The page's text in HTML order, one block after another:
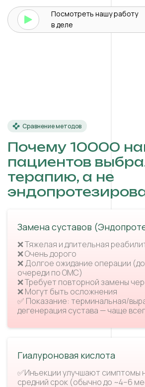
Посмотреть нашуработу
в деле
Сравнение методов
Почему 10000
пациентов
терапию, а не
Замена суставов
❌ Тяжелая и длительная
❌ Очень дорого
❌ Долгое ожидание операции
очереди по ОМС)
❌ Требует повторной замены
❌ Могут быть осложнения
✅ Показание: терминальная/
дегенерация сустава — чаще
Гиалуроновая кислота
✅Инъекции улучшают симптомы
средний срок (обычно до ~4–6